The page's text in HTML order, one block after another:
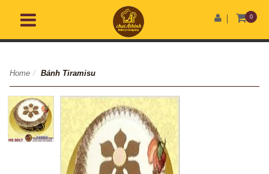
0
Home / Bánh Tiramisu